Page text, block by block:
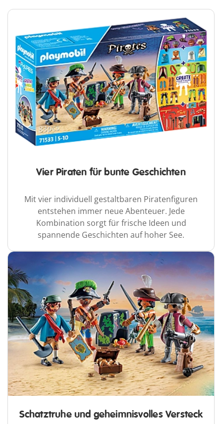
Vier Piraten für bunte Geschichten
Mit vier individuell gestaltbaren Piratenfiguren
entstehen immer neue Abenteuer. Jede
Kombination sorgt für frische Ideen und
spannende Geschichten auf hoher See.
Schatztruhe und geheimnisvolles Versteck